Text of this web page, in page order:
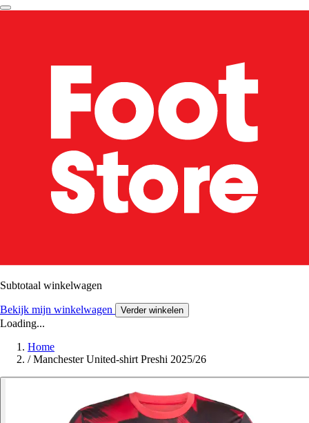
Subtotaal winkelwagen
Bekijk mijn winkelwagen Verder winkelen
Loading...
Home
/ Manchester United-shirt Preshi 2025/26